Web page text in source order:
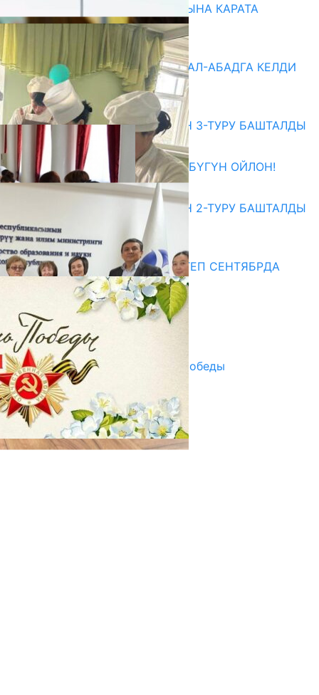
НАРЫНДА ЖАҢЫ ОКУУ ЖЫЛЫНА КАРАТА
ДАЯРДЫКТАР ТАЛКУУЛАНДЫ
«БИРИМДИК КЕРБЕНИ» ЖАЛАЛ-АБАДГА КЕЛДИ
07.08.2026
Абитуриент
ЖОЖДОРГО КАБЫЛ АЛУУНУН 3-ТУРУ БАШТАЛДЫ
27.07.2026
ӨЗҮҢДҮН КЕЛЕЧЕГИҢ ҮЧҮН БҮГҮН ОЙЛОН!
20.07.2026
ЖОЖДОРГО КАБЫЛ АЛУУНУН 2-ТУРУ БАШТАЛДЫ
20.07.2026
Медиа
СУЗАКТА 750 ОРУНДУУ МЕКТЕП СЕНТЯБРДА
ПАЙДАЛАНУУГА БЕРИЛЕТ
07.08.2025
Улуу Жеңиштин жандуу сөзү
29.04.2025
Награды в преддверии Дня Победы
29.04.2025